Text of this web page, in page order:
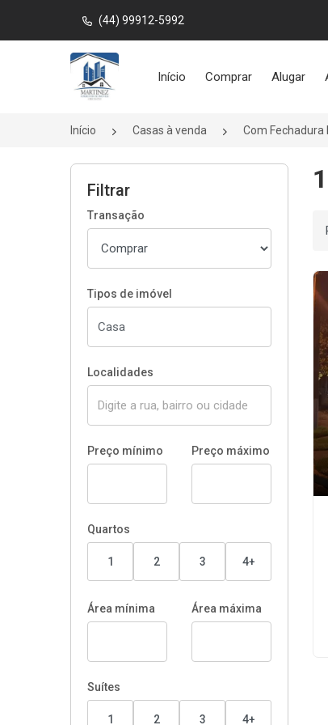
(44) 99912-5992
Página inicial
Início Comprar Alugar
Início Casas à venda Com Fechadura
Filtrar
Transação
Tipos de imóvel
Localidades
Preço mínimo Preço máximo
Quartos
1 2 3 4+
Área mínima Área máxima
Suítes
1 2 3 4+